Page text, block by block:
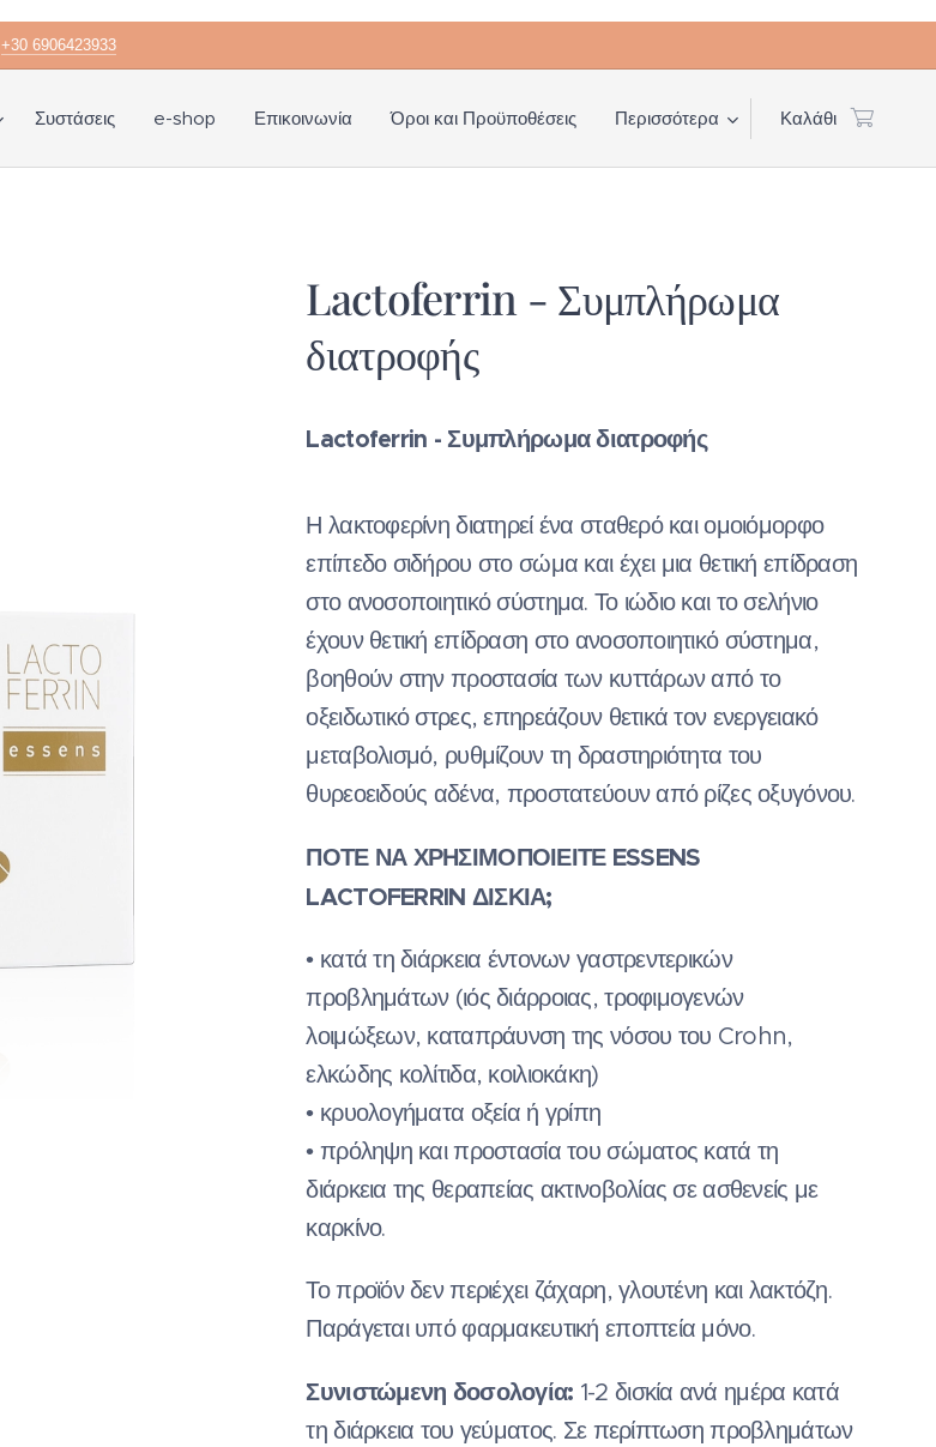
+30 6906423933
Συστάσεις e-shop Επικοινωνία Όροι και Προϋποθέσεις Περισσότερα Καλάθι
Lactoferrin - Συμπλήρωμα
διατροφής
Lactoferrin - Συμπλήρωμα διατροφής
Η λακτοφερίνη διατηρεί ένα σταθερό και ομοιόμορφο
επίπεδο σιδήρου στο σώμα και έχει μια θετική επίδραση
στο ανοσοποιητικό σύστημα. Το ιώδιο και το σελήνιο
έχουν θετική επίδραση στο ανοσοποιητικό σύστημα,
βοηθούν στην προστασία των κυττάρων από το
οξειδωτικό στρες, επηρεάζουν θετικά τον ενεργειακό
μεταβολισμό, ρυθμίζουν τη δραστηριότητα του
θυρεοειδούς αδένα, προστατεύουν από ρίζες οξυγόνου.
ΠΟΤΕ ΝΑ ΧΡΗΣΙΜΟΠΟΙΕΙΤΕ ESSENS
LACTOFERRIN ΔΙΣΚΙΑ;
• κατά τη διάρκεια έντονων γαστρεντερικών
προβλημάτων (ιός διάρροιας, τροφιμογενών
λοιμώξεων, καταπράυνση της νόσου του Crohn,
ελκώδης κολίτιδα, κοιλιοκάκη)
• κρυολογήματα οξεία ή γρίπη
• πρόληψη και προστασία του σώματος κατά τη
διάρκεια της θεραπείας ακτινοβολίας σε ασθενείς με
καρκίνο.
Το προϊόν δεν περιέχει ζάχαρη, γλουτένη και λακτόζη.
Παράγεται υπό φαρμακευτική εποπτεία μόνο.
Συνιστώμενη δοσολογία: 1-2 δισκία ανά ημέρα κατά
τη διάρκεια του γεύματος. Σε περίπτωση προβλημάτων